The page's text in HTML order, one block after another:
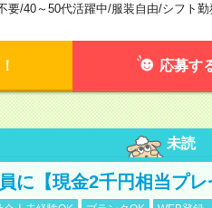
要/40～50代活躍中/服装自由/シフト勤
応募す
未読
に【現金2千円相当プ